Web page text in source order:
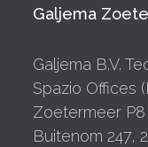
Galjema
Galjema B.V.
Spazio Offices
Zoetermeer
Buitenom 247,